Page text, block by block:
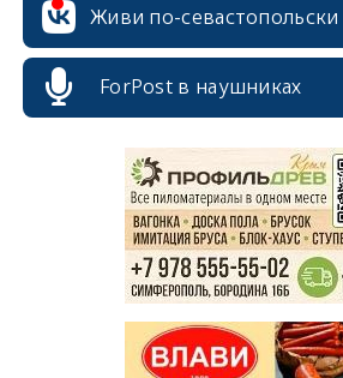
Живи по-севастопольски
ForPost в наушниках